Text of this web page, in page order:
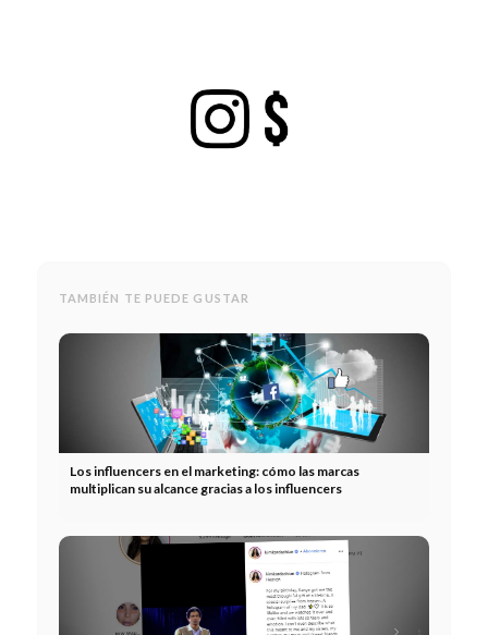
TAMBIÉN TE PUEDE GUSTAR
Los influencers en el marketing: cómo las marcas
multiplican su alcance gracias a los influencers